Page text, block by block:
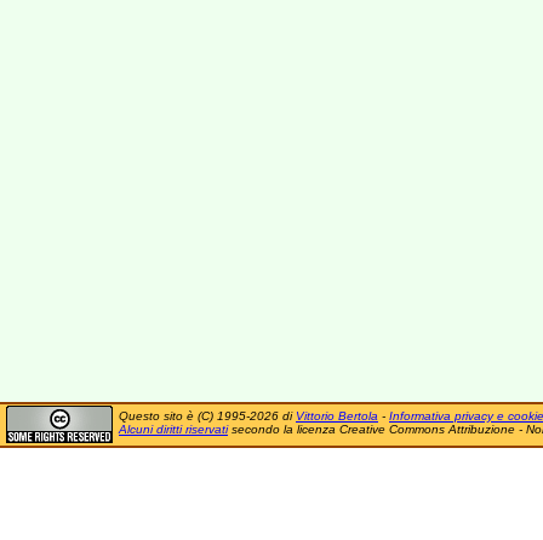
Questo sito è (C) 1995-2026 di Vittorio Bertola - Informativa privacy e cookie
Alcuni diritti riservatisecondo la licenza Creative Commons Attribuzione -